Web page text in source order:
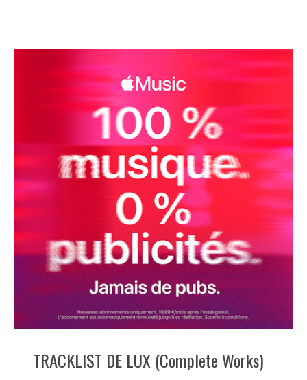
TRACKLIST DE LUX (Complete Works)